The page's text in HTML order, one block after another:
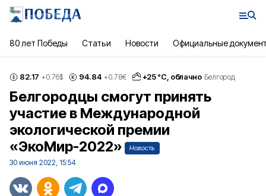
80 лет Победы Статьи Новости Официальные
82.17 +0.76$ 94.84 +0.78€ +25°С, облачно Белгород
Белгородцы смогут принять
участие в Международной
экологической премии
«ЭкоМир-2022»
Новость
30 июня 2022, 15:54